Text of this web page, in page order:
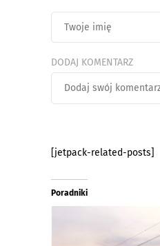
DODAJ KOMENTARZ
[jetpack-related-posts]
Poradniki